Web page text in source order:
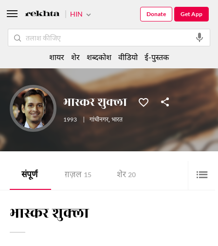
भास्कर शुक्ला
1993 गांधीनगर, भारत
संपूर्ण ग़ज़ल 15 शेर 20
भास्कर शुक्ला
HIN Get App
Donate
शायर शेर शब्दकोश वीडियो ई-पुस्तक